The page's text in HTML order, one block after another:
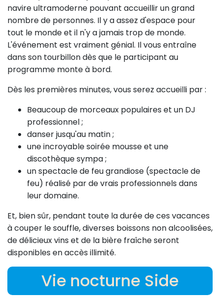
navire ultramoderne pouvant accueillir un grand
nombre de personnes. Il y a assez d'espace pour
tout le monde et il n'y a jamais trop de monde.
L'événement est vraiment génial. Il vous entraîne
dans son tourbillon dès que le participant au
programme monte à bord.
Dès les premières minutes, vous serez accueilli par :
Beaucoup de morceaux populaires et un DJ
professionnel ;
danser jusqu'au matin ;
une incroyable soirée mousse et une
discothèque sympa ;
un spectacle de feu grandiose (spectacle de
feu) réalisé par de vrais professionnels dans
leur domaine.
Et, bien sûr, pendant toute la durée de ces vacances
à couper le souffle, diverses boissons non alcoolisées,
de délicieux vins et de la bière fraîche seront
disponibles en accès illimité.
Vie nocturne Side